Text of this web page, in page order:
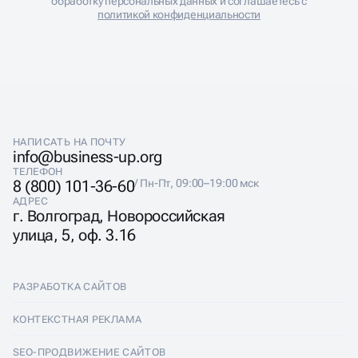
политикой конфиденциальности
НАПИСАТЬ НА ПОЧТУ
info@business-up.org
ТЕЛЕФОН
8 (800) 101-36-60/ Пн-Пт, 09:00–19:00 мск
АДРЕС
г. Волгоград, Новороссийская
улица, 5, оф. 3.16
РАЗРАБОТКА САЙТОВ
Разработка сайтов
КОНТЕКСТНАЯ РЕКЛАМА
Контекстная реклама
SEO-ПРОДВИЖЕНИЕ САЙТОВ